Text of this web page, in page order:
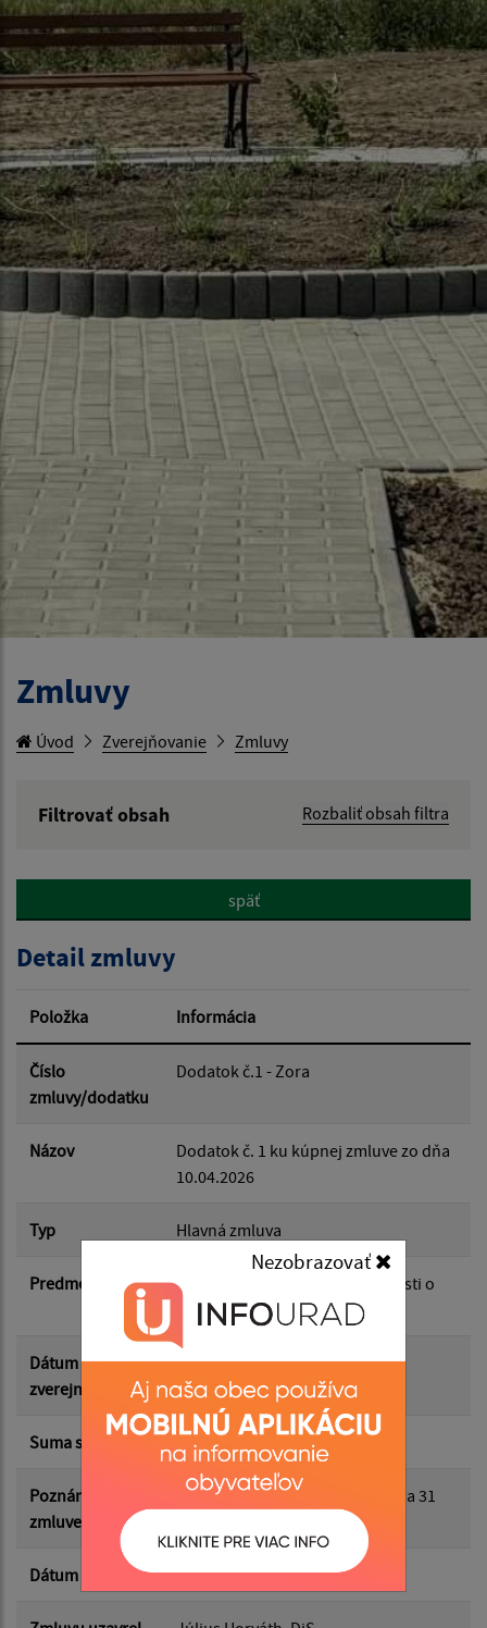
Nezobrazovať
Zmluvy
Úvod Zverejňovanie Zmluvy
Filtrovať obsah
Rozbaliť obsah filtra
Hľadať v:
Dátum od:
Dátum do:
Suma od:
Suma do:
Typ:
späť
Detail zmluvy
Položka Informácia
Číslo
zmluvy/dodatku
Dodatok č.1 - Zora
Názov
Dodatok č. 1 ku kúpnej zmluve zo dňa
10.04.2026
Typ Hlavná zmluva
Predmet
Odstránenie nedostatkovŽiadosti o
podporu formou dotácie z EF
Dátum
zverejnenia
22.05.2026
Suma s DPH* 31 550.00 €
Poznámka k
zmluve/dodatku
Cena celkom bez DPH sa mení na 31
Dátum uzavretia 21.05.2026